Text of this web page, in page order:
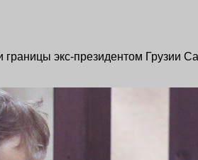
экс-президентом Грузии